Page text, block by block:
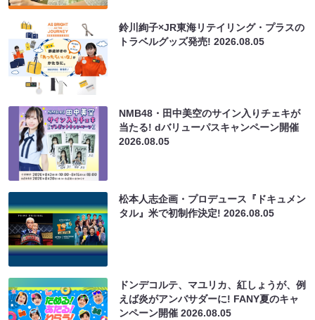
鈴川絢子×JR東海リテイリング・プラスの
トラベルグッズ発売!2026.08.05
NMB48・田中美空のサイン入りチェキが
当たる! dバリューパスキャンペーン開催
2026.08.05
松本人志企画・プロデュース『ドキュメン
タル』米で初制作決定!2026.08.05
ドンデコルテ、マユリカ、紅しょうが、例
えば炎がアンバサダーに! FANY夏のキャ
ンペーン開催2026.08.05